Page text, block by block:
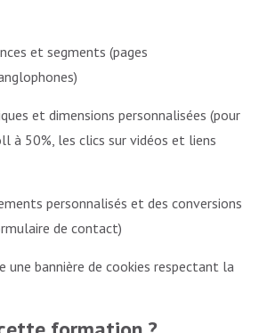
et segments (pages
et dimensions personnalisées (pour
à 50%, les clics sur vidéos et liens
personnalisés et des conversions
de contact)
une bannière de cookies respectant la